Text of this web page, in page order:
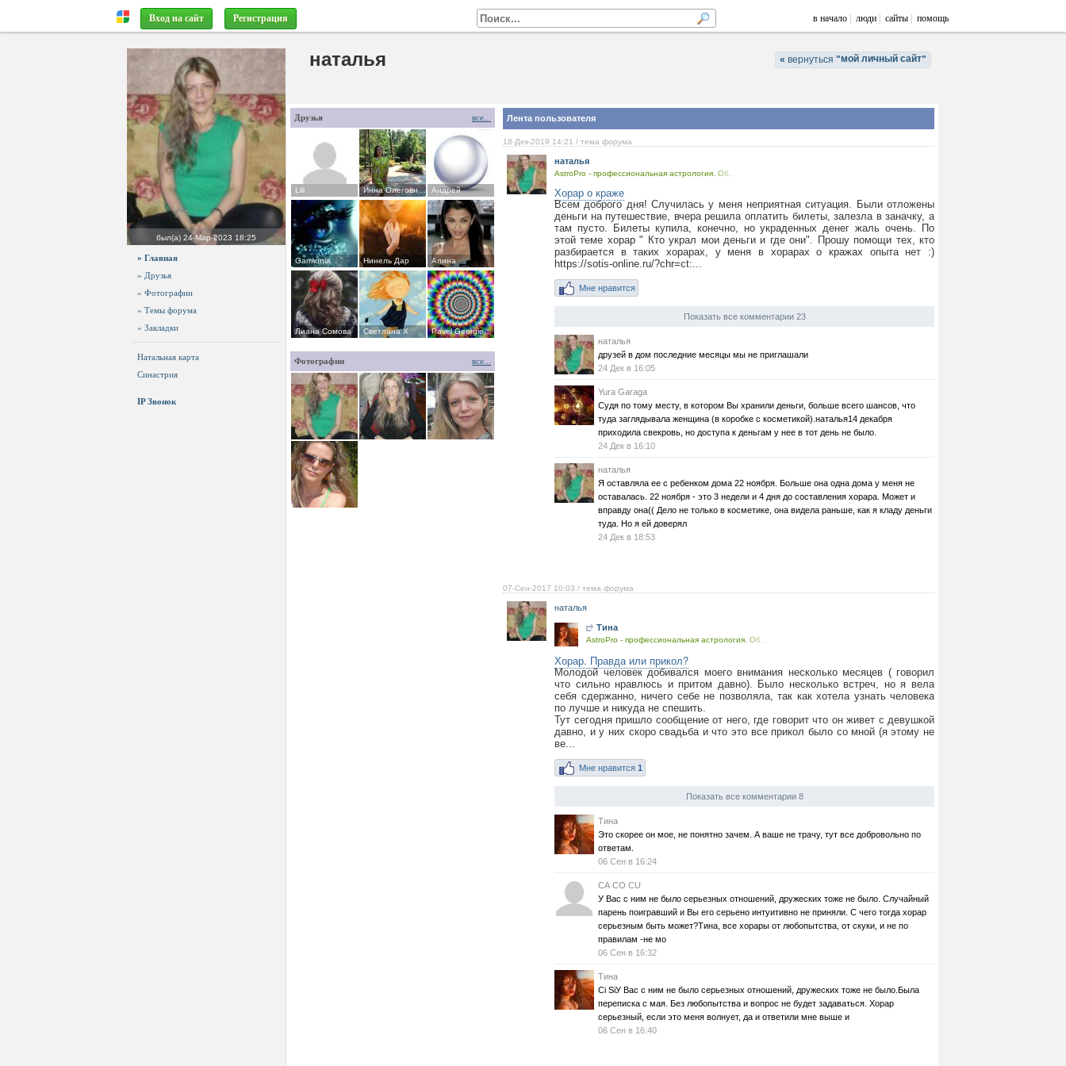
Вход на сайт Регистрация в начало люди сайты помощь
« вернуться "мой личный сайт"
наталья
был(а) 24-Мар-2023 18:25
» Главная
» Друзья
» Фотографии
» Темы форума
» Закладки
Натальная карта
Синастрия
IP Звонок
все...
Друзья
Lili Инна Олеговна Усова Андрей
Garmonia Нинель Дар Алина
Лиана Сомова Светлана Х Pavel Georgievich Massich
все...
Фотографии
Лента пользователя
18-Дек-2019 14:21 / тема форума
наталья
AstroPro - профессиональная астрология. Об...
Хорар о краже
Всем доброго дня! Случилась у меня неприятная ситуация. Были отложены
деньги на путешествие, вчера решила оплатить билеты, залезла в заначку, а
там пусто. Билеты купила, конечно, но украденных денег жаль очень. По
этой теме хорар " Кто украл мои деньги и где они". Прошу помощи тех, кто
разбирается в таких хорарах, у меня в хорарах о кражах опыта нет :)
https://sotis-online.ru/?chr=ct:...
Мне нравится
Показать все комментарии 23
наталья
друзей в дом последние месяцы мы не приглашали
24 Дек в 16:05
Yura Garaga
Судя по тому месту, в котором Вы хранили деньги, больше всего шансов, что
туда заглядывала женщина (в коробке с косметикой).наталья14 декабря
приходила свекровь, но доступа к деньгам у нее в тот день не было.
24 Дек в 16:10
наталья
Я оставляла ее с ребенком дома 22 ноября. Больше она одна дома у меня не
оставалась. 22 ноября - это 3 недели и 4 дня до составления хорара. Может и
вправду она(( Дело не только в косметике, она видела раньше, как я кладу деньги
туда. Но я ей доверял
24 Дек в 18:53
07-Сен-2017 10:03 / тема форума
наталья
Тина
AstroPro - профессиональная астрология. Об...
Хорар. Правда или прикол?
Молодой человек добивался моего внимания несколько месяцев ( говорил
что сильно нравлюсь и притом давно). Было несколько встреч, но я вела
себя сдержанно, ничего себе не позволяла, так как хотела узнать человека
по лучше и никуда не спешить.
Тут сегодня пришло сообщение от него, где говорит что он живет с девушкой
давно, и у них скоро свадьба и что это все прикол было со мной (я этому не
ве...
Мне нравится 1
Показать все комментарии 8
Тина
Это скорее он мое, не понятно зачем. А ваше не трачу, тут все добровольно по
ответам.
06 Сен в 16:24
СА СO CU
У Вас с ним не было серьезных отношений, дружеских тоже не было. Случайный
парень поигравший и Вы его серьено интуитивно не приняли. С чего тогда хорар
серьезным быть может?Тина, все хорары от любопытства, от скуки, и не по
правилам -не мо
06 Сен в 16:32
Тина
Сi SiУ Вас с ним не было серьезных отношений, дружеских тоже не было.Была
переписка с мая. Без любопытства и вопрос не будет задаваться. Хорар
серьезный, если это меня волнует, да и ответили мне выше и
06 Сен в 16:40